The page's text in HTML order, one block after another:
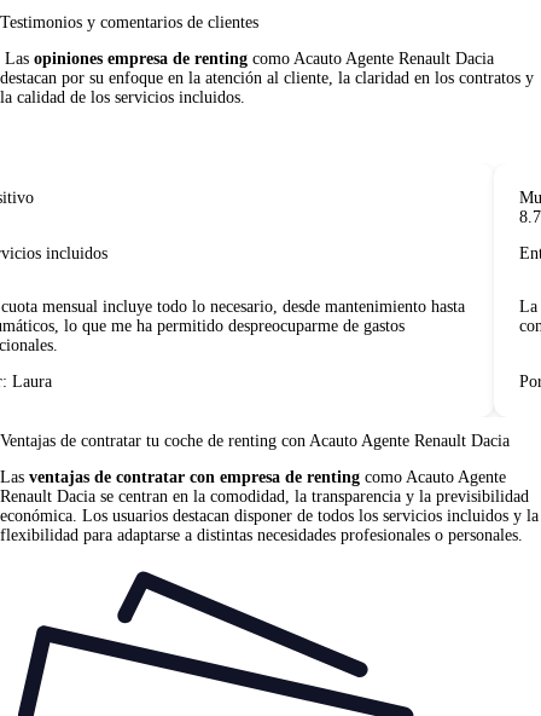
Testimonios y comentarios de clientes
Las opiniones empresa de renting como Acauto Agente Renault Dacia
destacan por su enfoque en la atención al cliente, la claridad en los contratos y
la calidad de los servicios incluidos.
incluidos
mensual incluye todo lo necesario, desde mantenimiento hasta
lo que me ha permitido despreocuparme de gastos
8.7
La
Ventajas de contratar tu coche de renting con Acauto Agente Renault Dacia
Las ventajas de contratar con empresa de renting como Acauto Agente
Renault Dacia se centran en la comodidad, la transparencia y la previsibilidad
económica. Los usuarios destacan disponer de todos los servicios incluidos y la
flexibilidad para adaptarse a distintas necesidades profesionales o personales.